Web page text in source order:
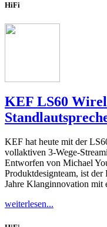
HiFi
KEF LS60
KEF hat heute mit der
vollaktiven 3-Wege-
Entworfen von Michael
Produktdesignteam, ist
Jahre Klanginnovation mit
weiterlesen...